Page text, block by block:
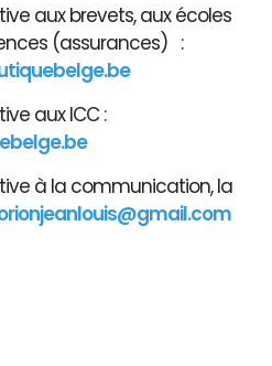
aux brevets, aux écoles
(assurances) :
aux ICC :
à la communication, la